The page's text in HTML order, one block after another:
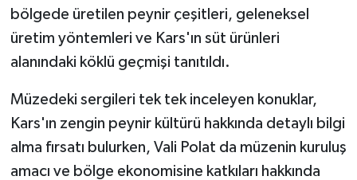
bölgede üretilen peynir çeşitleri, geleneksel
üretim yöntemleri ve Kars'ın süt ürünleri
alanındaki köklü geçmişi tanıtıldı.
Müzedeki sergileri tek tek inceleyen konuklar,
Kars'ın zengin peynir kültürü hakkında detaylı bilgi
alma fırsatı bulurken, Vali Polat da müzenin kuruluş
amacı ve bölge ekonomisine katkıları hakkında
SİYASET
TEKNOLOJİ
Turizm